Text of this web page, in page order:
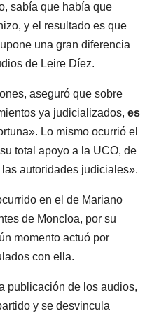
sabía que había que
y el resultado es que
una gran diferencia
de Leire Díez.
aseguró que sobre
ya judicializados, es
Lo mismo ocurrió el
total apoyo a la UCO, de
autoridades judiciales».
en el de Mariano
de Moncloa, por su
momento actuó por
con ella.
publicación de los audios,
y se desvincula